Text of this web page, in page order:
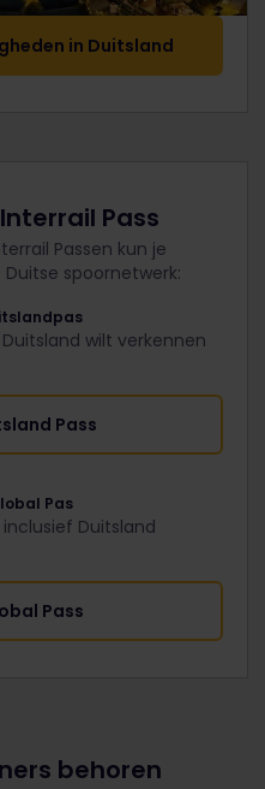
in Duitsland
Pass
Passen kun je
spoornetwerk:
wilt verkennen
Pass
Pas
Duitsland
Pass
behoren